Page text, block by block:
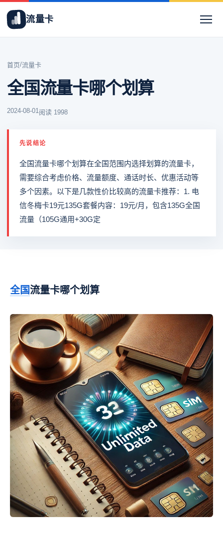
流量卡
首页/流量卡
全国流量卡哪个划算
2024-08-01阅读 1998
先说结论
全国流量卡哪个划算在全国范围内选择划算的流量卡，
需要综合考虑价格、流量额度、通话时长、优惠活动等
多个因素。以下是几款性价比较高的流量卡推荐：1. 电
信冬梅卡19元135G套餐内容：19元/月，包含135G全国
流量（105G通用+30G定
全国流量卡哪个划算